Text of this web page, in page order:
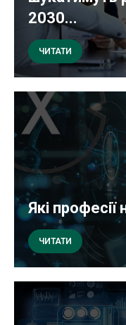
2030...
ЧИТАТИ
Які професії
ЧИТАТИ